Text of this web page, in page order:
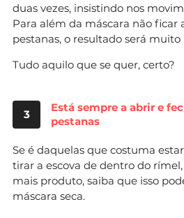
duas vezes, insistindo nos
Para além da máscara não ficar
pestanas, o resultado será
Tudo aquilo que se quer, certo?
3
Está sempre a abrir e
pestanas
Se é daquelas que costuma
tirar a escova de dentro do
mais produto, saiba que isso
máscara seca.